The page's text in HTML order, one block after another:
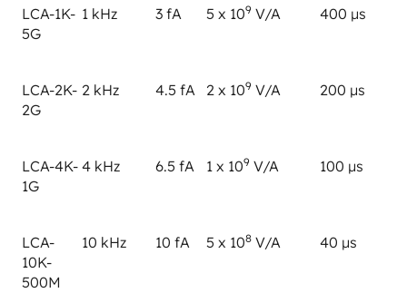
LCA-1K-
5G
1 kHz 3 fA 5 x 109 V/A 400 µs
LCA-2K-
2G
2 kHz 4.5 fA 2 x 109 V/A 200 µs
LCA-4K-
1G
4 kHz 6.5 fA 1 x 109 V/A 100 µs
LCA-
10K-
500M
10 kHz 10 fA 5 x 108 V/A 40 µs